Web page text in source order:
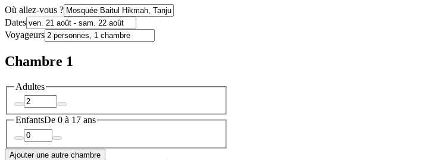
Où allez-vous ?
Dates
Voyageurs
Chambre 1
Adultes
EnfantsDe 0 à 17 ans
Ajouter une autre chambre